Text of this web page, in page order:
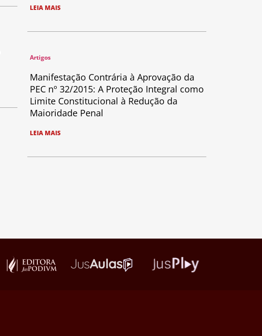
LEIA MAIS
Artigos
Manifestação Contrária à Aprovação da
PEC nº 32/2015: A Proteção Integral como
Limite Constitucional à Redução da
Maioridade Penal
LEIA MAIS